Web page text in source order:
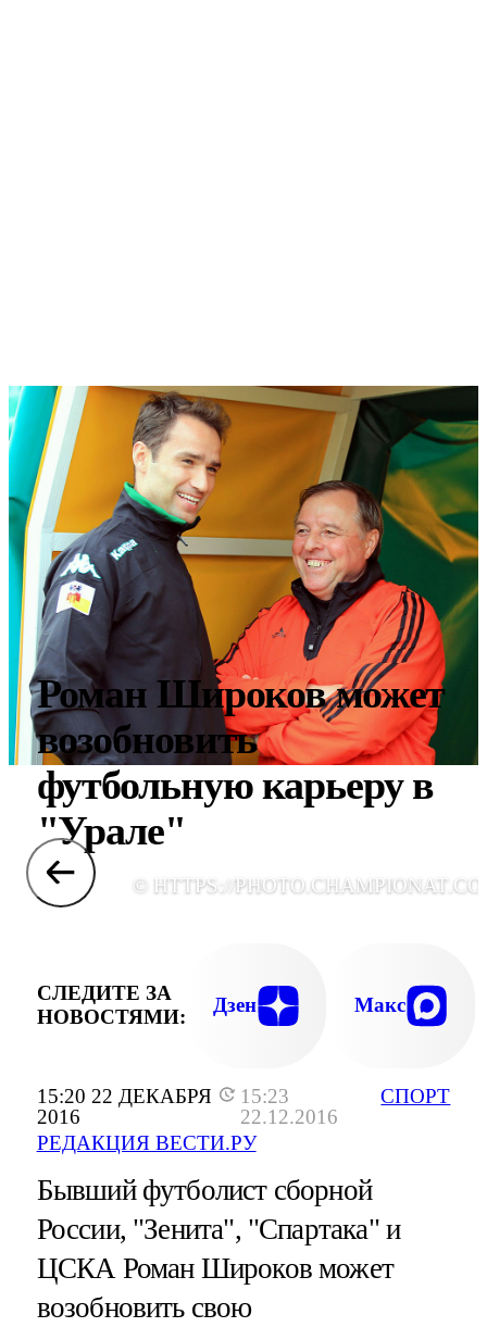
15:20 22 ДЕКАБРЯ
2016
15:23
22.12.2016
РЕДАКЦИЯ ВЕСТИ.РУ
СПОРТ
Роман Широков может
возобновить
футбольную карьеру в
"Урале"
© HTTPS://
СЛЕДИТЕ ЗА
НОВОСТЯМИ:
Дзен Макс
Бывший футболист сборной
России, "Зенита", "Спартака" и
ЦСКА Роман Широков может
возобновить свою